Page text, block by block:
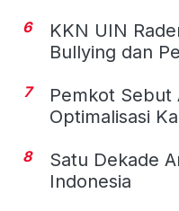
6
KKN UIN
Bullying dan
7
Pemkot Sebut
Optimalisasi
8
Satu Dekade
Indonesia